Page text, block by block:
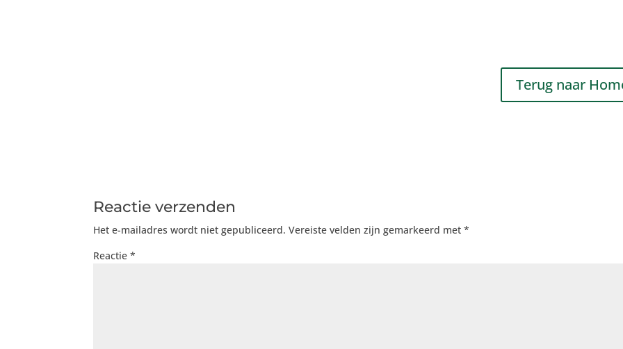
Terug naar
Reactie verzenden
Het e-mailadres wordt niet gepubliceerd. Vereiste velden zijn gemarkeerd met*
Reactie*